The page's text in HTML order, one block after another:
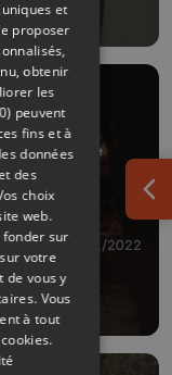
26/02/2022
une
et
proposer
obtenir
les
peuvent
fins et à
données
des
choix
web.
fonder sur
votre
de vous y
. Vous
à tout
.